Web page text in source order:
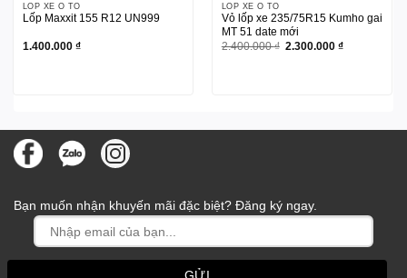
LỐP XE Ô TÔ
Lốp Maxxit 155 R12 UN999
1.400.000 ₫
LỐP XE Ô TÔ
Vỏ lốp xe 235/75R15 Kumho gai
MT 51 date mới
2.400.000₫ Giá
2.300.000₫Giá
Bạn muốn nhận khuyến mãi đặc biệt? Đăng ký ngay.